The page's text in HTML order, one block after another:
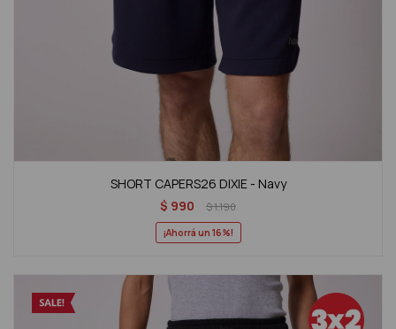
SHORT CAPERS26 DIXIE - Navy
$ 990 $1.190
16